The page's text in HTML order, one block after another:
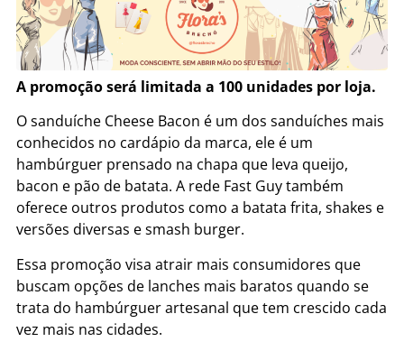
A promoção será limitada a 100 unidades por loja.
O sanduíche Cheese Bacon é um dos sanduíches mais
conhecidos no cardápio da marca, ele é um
hambúrguer prensado na chapa que leva queijo,
bacon e pão de batata. A rede Fast Guy também
oferece outros produtos como a batata frita, shakes e
versões diversas e smash burger.
Essa promoção visa atrair mais consumidores que
buscam opções de lanches mais baratos quando se
trata do hambúrguer artesanal que tem crescido cada
vez mais nas cidades.